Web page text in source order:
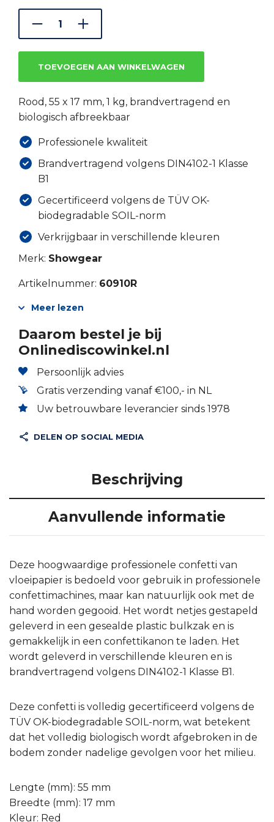
was:
€19.24.
is:
TOEVOEGEN AAN WINKELWAGEN
Rood, 55 x 17 mm, 1 kg, brandvertragend en
biologisch afbreekbaar
Professionele kwaliteit
Brandvertragend volgens DIN4102-1 Klasse
B1
Gecertificeerd volgens de TÜV OK-
biodegradable SOIL-norm
Verkrijgbaar in verschillende kleuren
Merk: Showgear
Artikelnummer: 60910R
Meer lezen
Daarom bestel je bij
Onlinediscowinkel.nl
Persoonlijk advies
Gratis verzending vanaf €100,- in NL
Uw betrouwbare leverancier sinds 1978
DELEN OP SOCIAL MEDIA
Beschrijving
Aanvullende informatie
Deze hoogwaardige professionele confetti van
vloeipapier is bedoeld voor gebruik in professionele
confettimachines, maar kan natuurlijk ook met de
hand worden gegooid. Het wordt netjes gestapeld
geleverd in een gesealde plastic bulkzak en is
gemakkelijk in een confettikanon te laden. Het
wordt geleverd in verschillende kleuren en is
brandvertragend volgens DIN4102-1 Klasse B1.
Deze confetti is volledig gecertificeerd volgens de
TÜV OK-biodegradable SOIL-norm, wat betekent
dat het volledig biologisch wordt afgebroken in de
bodem zonder nadelige gevolgen voor het milieu.
Lengte (mm): 55 mm
Breedte (mm): 17 mm
Kleur: Red